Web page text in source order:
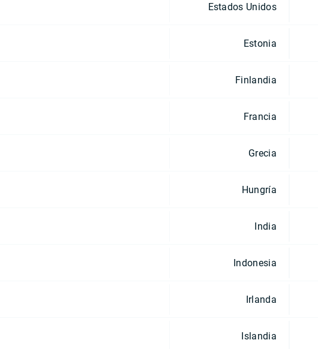
Estados Unidos
Estonia
Finlandia
Francia
Grecia
Hungría
India
Indonesia
Irlanda
Islandia